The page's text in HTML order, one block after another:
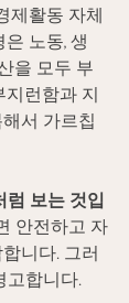
제활동 자체
노동, 생
을 모두 부
런함과 지
서 가르칩
럼 보는 것입
안전하고 자
니다. 그러
고합니다.